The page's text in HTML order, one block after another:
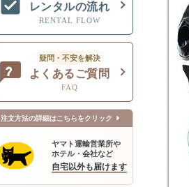
レンタルの流れ
RENTAL FLOW
疑問・不安を解決
よくあるご質問
FAQ
注文方法の詳細はこちらをクリック
ヤマト運輸営業所や
ホテル・会社など
自宅以外も届けます